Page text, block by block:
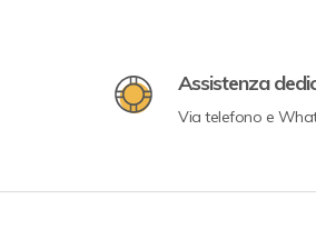
Assistenza
Via telefono e